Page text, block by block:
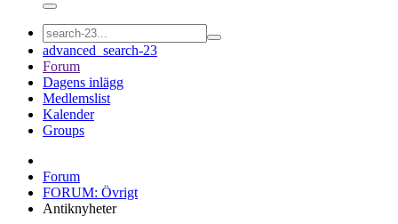
advanced_search-23
Forum
Dagens inlägg
Medlemslist
Kalender
Groups
Forum
FORUM: Övrigt
Antiknyheter